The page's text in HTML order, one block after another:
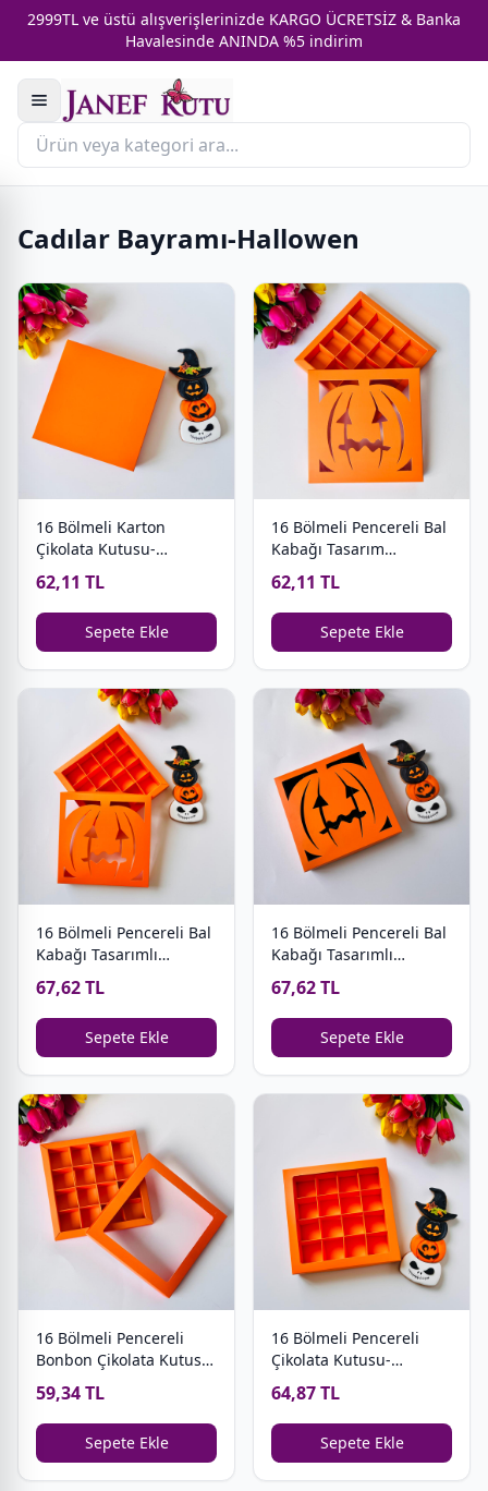
2999TL ve üstü alışverişlerinizde KARGO ÜCRETSİZ & Banka
Havalesinde ANINDA %5 indirim
Cadılar Bayramı-Hallowen
16 Bölmeli Karton
Çikolata Kutusu-
Halloween
62,11 TL
Sepete Ekle
16 Bölmeli Pencereli Bal
Kabağı Tasarım
Halloween Bonbon
Çikolata Kutusu
62,11 TL
Sepete Ekle
16 Bölmeli Pencereli Bal
Kabağı Tasarımlı
Halloween Çikolata
Kutusu
67,62 TL
Sepete Ekle
16 Bölmeli Pencereli Bal
Kabağı Tasarımlı
Halloween Çikolata
Kutusu
67,62 TL
Sepete Ekle
16 Bölmeli Pencereli
Bonbon Çikolata Kutusu-
Halloween
59,34 TL
Sepete Ekle
16 Bölmeli Pencereli
Çikolata Kutusu-
Halloween
64,87 TL
Sepete Ekle